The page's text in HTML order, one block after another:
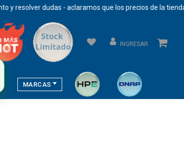
dudas - aclaramos que los precios de la tienda
INGRESAR
MARCAS